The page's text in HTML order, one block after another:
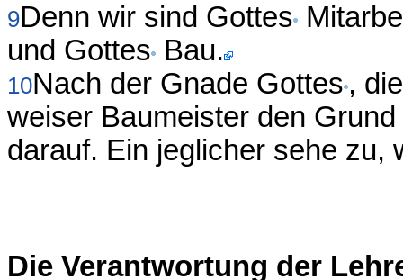
9Denn wir sind Gottes
und Gottes Bau.
10Nach der Gnade Gottes ,
weiser Baumeister den
darauf. Ein jeglicher sehe zu,
Die Verantwortung der